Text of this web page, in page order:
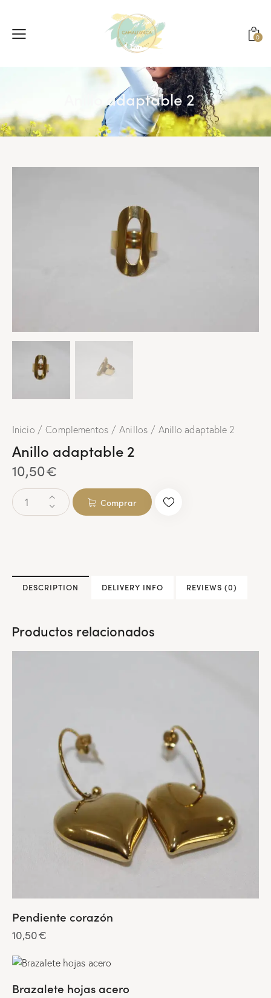
0
Anillo adaptable 2
Inicio Complementos Anillos Anillo adaptable 2
Anillo adaptable 2
10,50€
Comprar
DESCRIPTION DELIVERY INFO REVIEWS (0)
Productos relacionados
Pendiente corazón
10,50€
Brazalete hojas acero